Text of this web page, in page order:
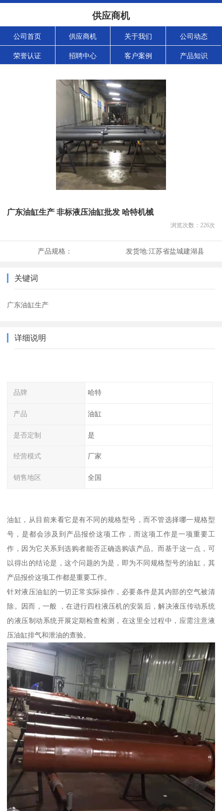
供应商机
公司首页 供应商机 关于我们 公司动态
荣誉认证 招聘中心 客户案例 产品知识
广东油缸生产 非标液压油缸批发 哈特机械
浏览次数： 226次
产品规格： 发货地:江苏省盐城建湖县
关键词
广东油缸生产
详细说明
品牌 哈特
产品 油缸
是否定制 是
经营模式 厂家
销售地区 全国
油缸，从目前来看它是有不同的规格型号，而不管选择哪一规格型
号，是都会涉及到产品报价这项工作，而这项工作是一项重要工
作，因为它关系到选购者能否正确选购该产品。而基于这一点，可
以得出的结论是，这个问题的为是，即为不同规格型号的油缸，其
产品报价这项工作都是重要工作。
针对液压油缸的一切正常实际操作，必要条件是其内部的空气被清
除。因而，一般 ，在进行四柱液压机的安装后，解决液压传动系统
的液压制动系统开展定期检查检测，在这里全过程中，应需注意液
压油缸排气和泄油的查验。